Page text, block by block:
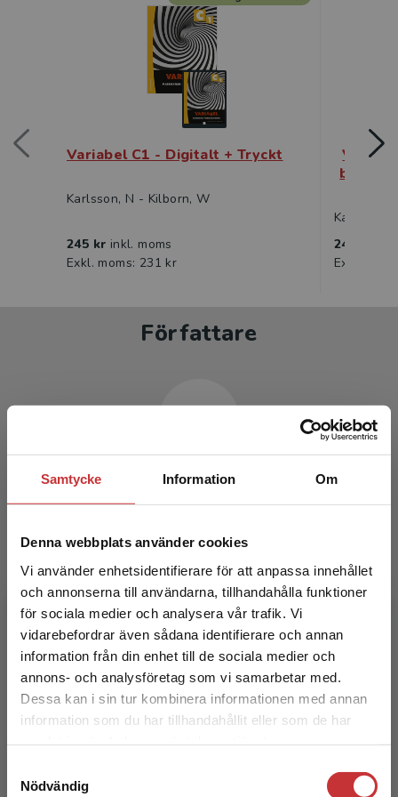
Samtycke Information Om
Denna webbplats använder cookies
Vi använder enhetsidentifierare för att anpassa innehållet
och annonserna till användarna, tillhandahålla funktioner
för sociala medier och analysera vår trafik. Vi
vidarebefordrar även sådana identifierare och annan
information från din enhet till de sociala medier och
annons- och analysföretag som vi samarbetar med.
Dessa kan i sin tur kombinera informationen med annan
information som du har tillhandahållit eller som de har
Nödvändig
Begränsad fraktregion
Det verkar som att du besöker
studentlitteratur.se via en enhet utanför Sverige.
Vi erbjuder inte leveranser utanför Sverige. För
Variabel C1 - Digitalt + Tryckt
Karlsson, N - Kilborn, W
245 kr inkl. moms
Exkl. moms: 231 kr
bok +
Karlsson,
245 kr
Exkl.
Författare
Natalia Karlsson
matematik med inriktning mot didaktik. Hon
arbetar för närvarande som lärarutbildare vid
Södertörns högskol...